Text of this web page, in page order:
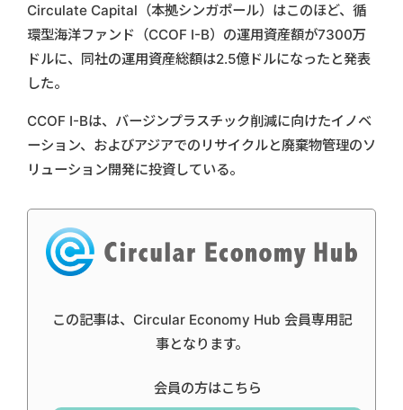
Circulate Capital（本拠シンガポール）はこのほど、循
環型海洋ファンド（CCOF I-B）の運用資産額が7300万
ドルに、同社の運用資産総額は2.5億ドルになったと発表
した。
CCOF I-Bは、バージンプラスチック削減に向けたイノベ
ーション、およびアジアでのリサイクルと廃棄物管理のソ
リューション開発に投資している。
この記事は、Circular Economy Hub 会員専用記
事となります。
会員の方はこちら